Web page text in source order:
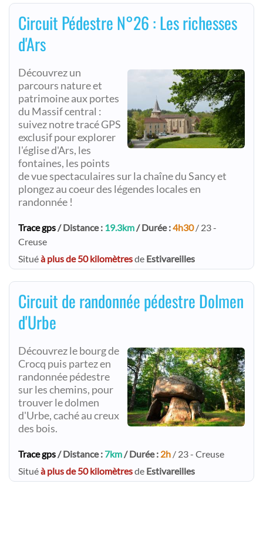
Circuit Pédestre N°26 : Les richesses
d'Ars
Découvrez un
parcours nature et
patrimoine aux portes
du Massif central :
suivez notre tracé GPS
exclusif pour explorer
l'église d'Ars, les
fontaines, les points
de vue spectaculaires sur la chaîne du Sancy et
plongez au coeur des légendes locales en
randonnée !
Trace gps/ Distance : 19.3km/ Durée :4h30/ 23 -
Creuse
Situéà plus de 50 kilomètresde Estivareilles
Circuit de randonnée pédestre Dolmen
d'Urbe
Découvrez le bourg de
Crocq puis partez en
randonnée pédestre
sur les chemins, pour
trouver le dolmen
d'Urbe, caché au creux
des bois.
Trace gps/ Distance : 7km/ Durée : 2h / 23 - Creuse
Situéà plus de 50 kilomètresde Estivareilles